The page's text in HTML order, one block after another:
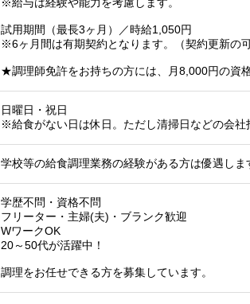
試用期間（最長3ヶ月）／時給1,050円
※6ヶ月間は有期契約となります。（契約更新の
★調理師免許をお持ちの方には、月8,000円の資
日曜日・祝日
※給食がない日は休日。ただし清掃日などの会社
学校等の給食調理業務の経験がある方は優遇しま
学歴不問・資格不問
フリーター・主婦(夫)・ブランク歓迎
WワークOK
20～50代が活躍中！
調理をお任せできる方を募集しています。